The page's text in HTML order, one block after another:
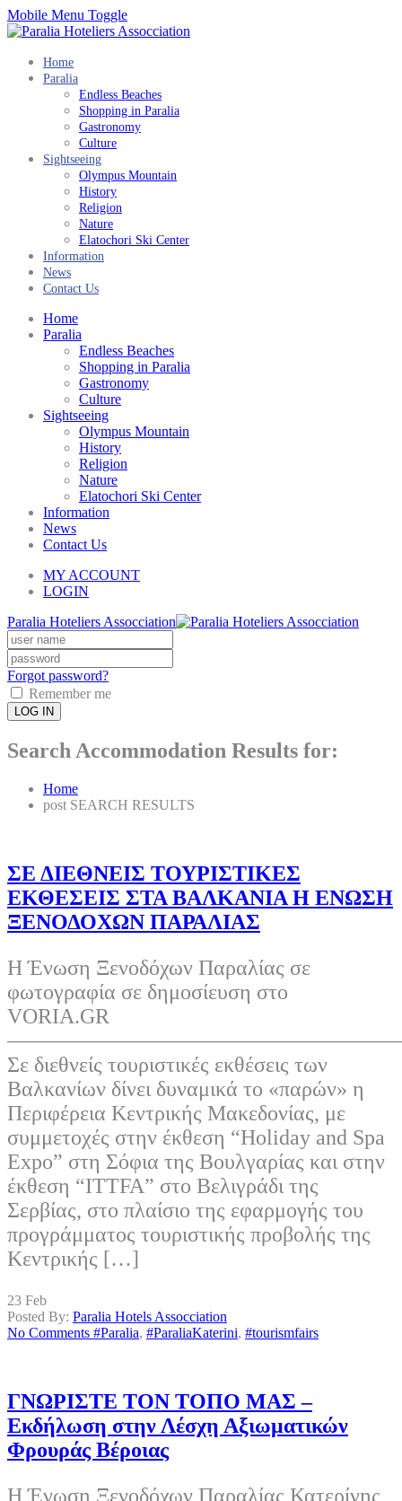
Mobile Menu Toggle
Home
Paralia
Endless Beaches
Shopping in Paralia
Gastronomy
Culture
Sightseeing
Olympus Mountain
History
Religion
Nature
Elatochori Ski Center
Information
News
Contact Us
Home
Paralia
Endless Beaches
Shopping in Paralia
Gastronomy
Culture
Sightseeing
Olympus Mountain
History
Religion
Nature
Elatochori Ski Center
Information
News
Contact Us
MY ACCOUNT
LOGIN
Paralia Hoteliers Assocciation
Forgot password?
Remember me
LOG IN
Search Accommodation Results for:
Home
post SEARCH RESULTS
ΣΕ ΔΙΕΘΝΕΙΣ ΤΟΥΡΙΣΤΙΚΕΣ
ΕΚΘΕΣΕΙΣ ΣΤΑ ΒΑΛΚΑΝΙΑ Η ΕΝΩΣΗ
ΞΕΝΟΔΟΧΩΝ ΠΑΡΑΛΙΑΣ
Η Ένωση Ξενοδόχων Παραλίας σε
φωτογραφία σε δημοσίευση στο
VORIA.GR
Σε διεθνείς τουριστικές εκθέσεις των
Βαλκανίων δίνει δυναμικά το «παρών» η
Περιφέρεια Κεντρικής Μακεδονίας, με
συμμετοχές στην έκθεση “Holiday and Spa
Expo” στη Σόφια της Βουλγαρίας και στην
έκθεση “ITTFA” στο Βελιγράδι της
Σερβίας, στο πλαίσιο της εφαρμογής του
προγράμματος τουριστικής προβολής της
Κεντρικής […]
23 Feb
Posted By: Paralia Hotels Assocciation
No Comments #Paralia, #ParaliaKaterini, #tourismfairs
ΓΝΩΡΙΣΤΕ ΤΟΝ ΤΟΠΟ ΜΑΣ –
Εκδήλωση στην Λέσχη Αξιωματικών
Φρουράς Βέροιας
Η Ένωση Ξενοδόχων Παραλίας Κατερίνης